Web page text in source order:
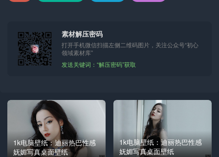
素材解压密码
打开手机微信扫描左侧二维码图片，关注公众号“初心
领域素材库”
发送关键词：“解压密码”获取
1k电脑壁纸：迪丽热巴性感
妩媚写真桌面壁纸
1k电脑壁纸：迪丽热巴性感
妩媚写真桌面壁纸